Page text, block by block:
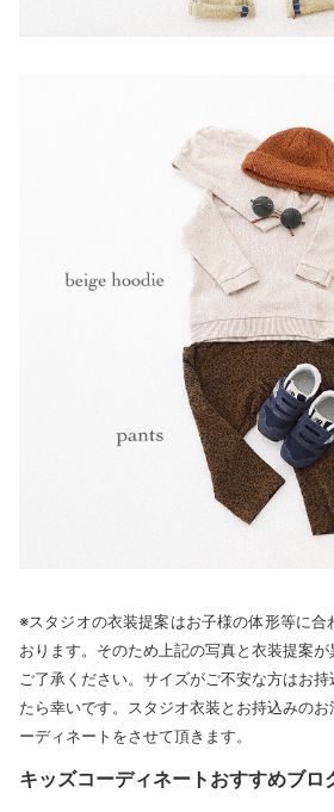
※スタジオの衣装提案はお子様の体形等に合
おります。そのため上記の写真と衣装提案
ご了承ください。サイズがご不安な方はお
たら幸いです。スタジオ衣装とお持込みの
ーディネートをさせて頂きます。
キッズコーディネートおすすめブロ